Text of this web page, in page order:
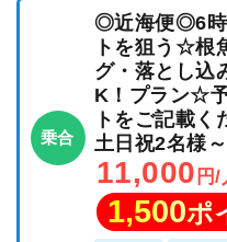
乗合
◎近海便◎6時
トを狙う☆根
グ・落とし込
K！プラン☆
トをご記載く
土日祝2名様
11,000 円/
1,500ポ